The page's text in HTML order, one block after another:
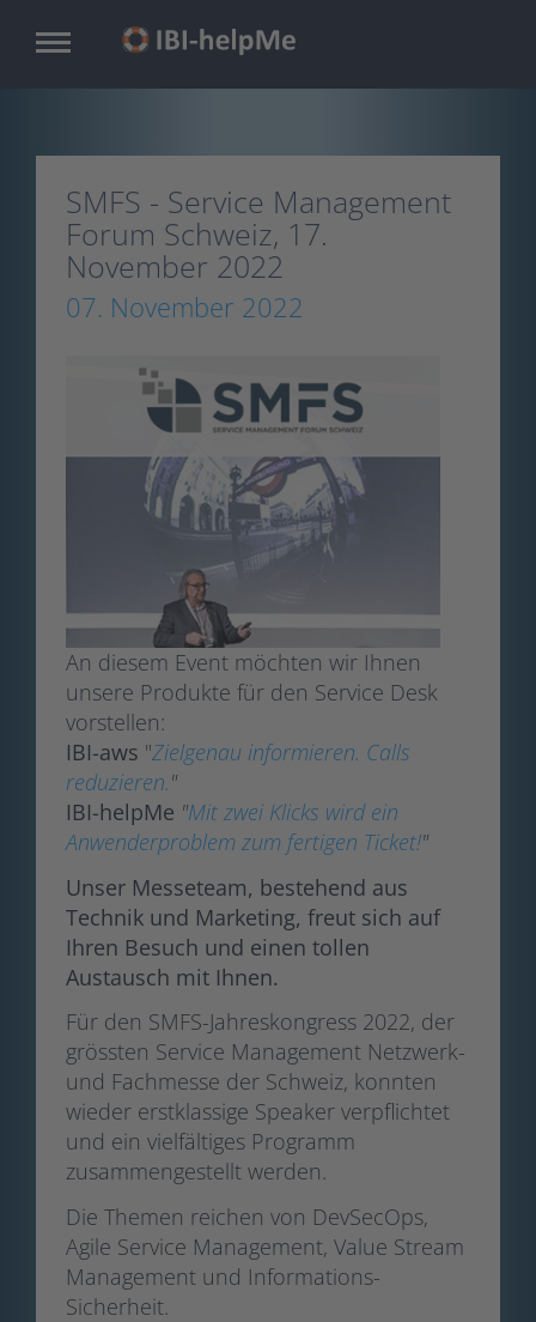
SMFS - Service Management
Forum Schweiz, 17.
November 2022
07. November 2022
An diesem Event möchten wir Ihnen
unsere Produkte für den Service Desk
vorstellen:
IBI-aws "Zielgenau informieren. Calls
reduzieren."
IBI-helpMe "Mit zwei Klicks wird ein
Anwenderproblem zum fertigen Ticket!"
Unser Messeteam, bestehend aus
Technik und Marketing, freut sich auf
Ihren Besuch und einen tollen
Austausch mit Ihnen.
Für den SMFS-Jahreskongress 2022, der
grössten Service Management Netzwerk-
und Fachmesse der Schweiz, konnten
wieder erstklassige Speaker verpflichtet
und ein vielfältiges Programm
zusammengestellt werden.
Die Themen reichen von DevSecOps,
Agile Service Management, Value Stream
Management und Informations-
Sicherheit.